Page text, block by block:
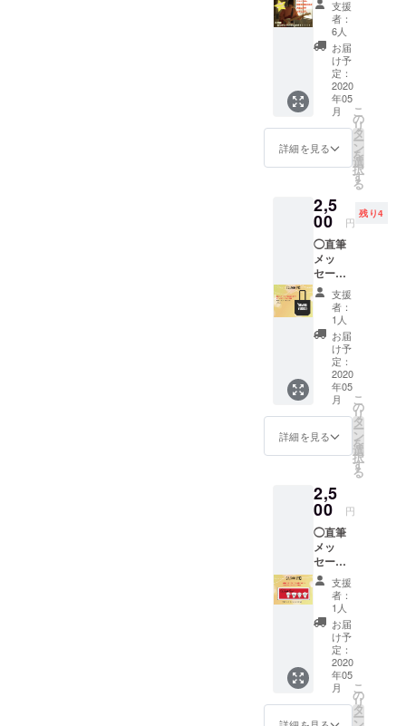
をお送
りさせ
ていた
だきま
す。
グッズ
はいら
ないけ
ど、"頑
張
れ!!"と
いう
をとに
かく送
りたい!!
という
方向け
です。
支援
者：
6人
お届
け予
定：
2020
年05
月
詳細を見る
こ
の
リ
タ
ー
ン
を
選
択
す
る
2,5
00 円
残り4
◯直筆
メッ
セージ
カード
をお届
けしま
す♡
メッ
セージ
カード
にお客
様のお
名前を
書きま
す。 備
考欄に
のお名
前（本
名や
ニック
ネーム
など）
をご入
力お願
いしま
す。 ※
クラウ
ドファ
ンディ
ング限
定 ◯犬
塚ロゴ
【トー
支援
者：
1人
お届
け予
定：
2020
年05
月
詳細を見る
こ
の
リ
タ
ー
ン
を
選
択
す
る
2,5
00 円
◯直筆
メッ
セージ
カード
をお届
けしま
す♡
メッ
セージ
カード
にお客
様のお
名前を
書きま
支援
者：
1人
お届
け予
定：
2020
年05
月
こ
の
リ
タ
ー